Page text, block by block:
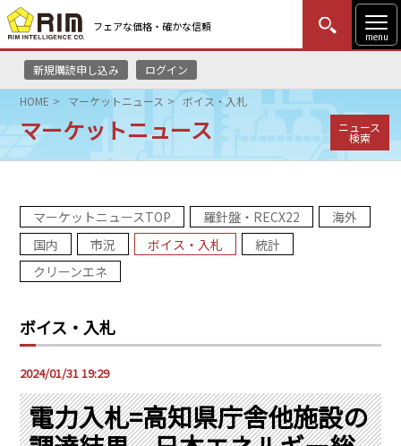
フェアな価格・確かな信頼
menu
新規購読申し込み ログイン
MENU
はじめての方
HOME
リムレポート
メソドロジー
コンサルティング
PRA原則
HOME マーケットニュース ボイス・入札
マーケットニュース ニュース
検索
マーケットニュースTOP 羅針盤・RECX22
海外
国内
市況 ボイス・入札
統計
クリーンエネ
ボイス・入札
2024/01/31 19:29
電力入札=高知県庁舎他施設の